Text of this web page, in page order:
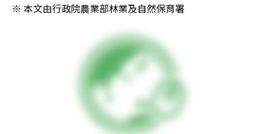
※ 本文由行政院農業部林業及自然保育署